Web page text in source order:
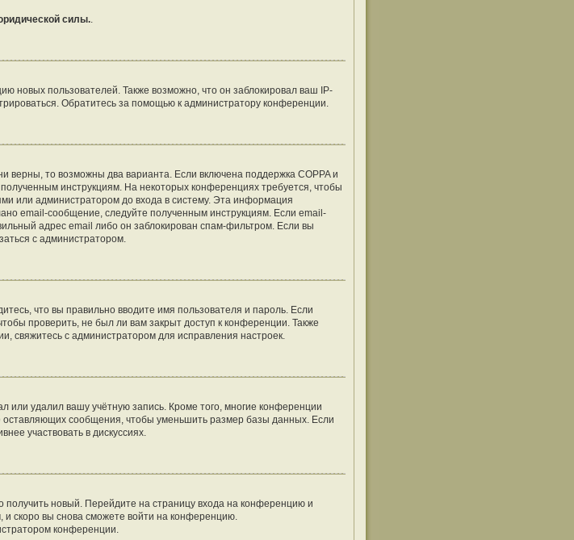
силы..
новых пользователей. Также возможно, что он заблокировал ваш IP-
Обратитесь за помощью к администратору конференции.
верны, то возможны два варианта. Если включена поддержка COPPA и
инструкциям. На некоторых конференциях требуется, чтобы
или администратором до входа в систему. Эта информация
email-сообщение, следуйте полученным инструкциям. Если email-
адрес email либо он заблокирован спам-фильтром. Если вы
с администратором.
что вы правильно вводите имя пользователя и пароль. Если
проверить, не был ли вам закрыт доступ к конференции. Также
свяжитесь с администратором для исправления настроек.
или удалил вашу учётную запись. Кроме того, многие конференции
оставляющих сообщения, чтобы уменьшить размер базы данных. Если
участвовать в дискуссиях.
получить новый. Перейдите на страницу входа на конференцию и
и скоро вы снова сможете войти на конференцию.
конференции.